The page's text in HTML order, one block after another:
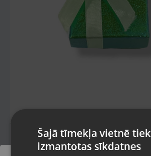
Šajā tīmekļa vietnē tiek
izmantotas sīkdatnes